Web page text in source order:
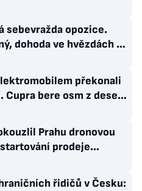
Ukrajinců! Co s nimi?
sebevražda opozice.
dohoda ve hvězdách a
musel být jako Spider-
překonali
Cupra bere osm z deseti
Prahu dronovou
prodeje
řidičů v Česku: